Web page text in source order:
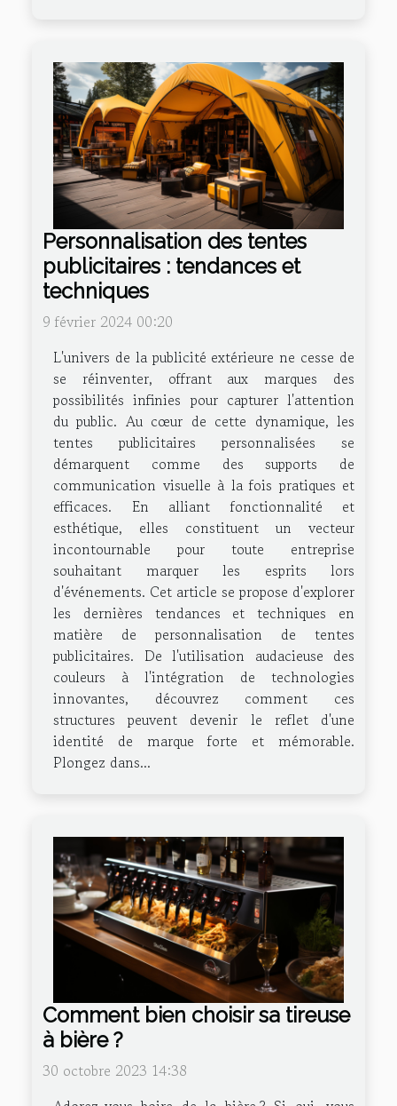
Personnalisation des tentes
publicitaires : tendances et
techniques
9 février 2024 00:20
L'univers de la publicité extérieure ne cesse de
se réinventer, offrant aux marques des
possibilités infinies pour capturer l'attention
du public. Au cœur de cette dynamique, les
tentes publicitaires personnalisées se
démarquent comme des supports de
communication visuelle à la fois pratiques et
efficaces. En alliant fonctionnalité et
esthétique, elles constituent un vecteur
incontournable pour toute entreprise
souhaitant marquer les esprits lors
d'événements. Cet article se propose d'explorer
les dernières tendances et techniques en
matière de personnalisation de tentes
publicitaires. De l'utilisation audacieuse des
couleurs à l'intégration de technologies
innovantes, découvrez comment ces
structures peuvent devenir le reflet d'une
identité de marque forte et mémorable.
Plongez dans...
Comment bien choisir sa tireuse
à bière ?
30 octobre 2023 14:38